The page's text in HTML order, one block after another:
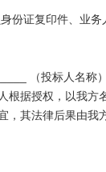
份证复印件、业务
（投标人名称
根据授权，以我方
其法律后果由我